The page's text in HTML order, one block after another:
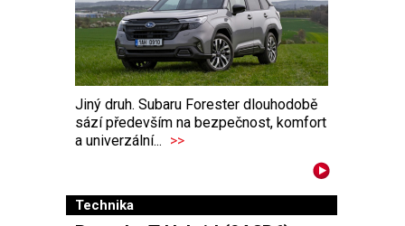
Jiný druh. Subaru Forester dlouhodobě
sází především na bezpečnost, komfort
a univerzální... >>
Technika